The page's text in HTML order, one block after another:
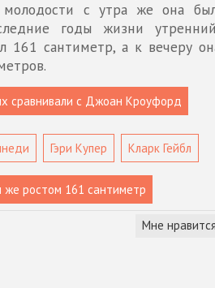
с утра же она
годы жизни
161 сантиметр, а к вечеру
Гэри Купер Кларк Гейбл
Мне